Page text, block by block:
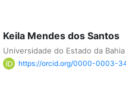
Keila Mendes dos Santos
Universidade do Estado da Bahia
https://orcid.org/0000-0003-